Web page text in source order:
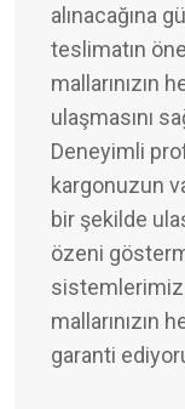
alınacağına
teslimatın
mallarınızın
ulaşmasını
Deneyimli
kargonuzun
bir şekilde
özeni
sistemlerimiz
mallarınızın
garanti